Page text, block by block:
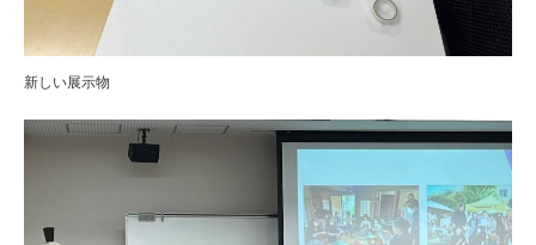
新しい展示物